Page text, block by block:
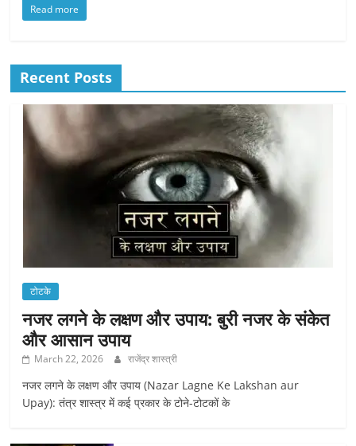
Read more
Recent Posts
टोटके
नजर लगने के लक्षण और उपाय: बुरी नजर के संकेत
और आसान उपाय
March 22, 2026 राजेंद्र शास्त्री
नजर लगने के लक्षण और उपाय (Nazar Lagne Ke Lakshan aur
Upay): तंत्र शास्त्र में कई प्रकार के टोने-टोटकों के